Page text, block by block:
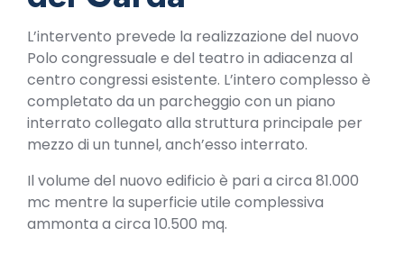
L’intervento prevede la realizzazione del nuovo
Polo congressuale e del teatro in adiacenza al
centro congressi esistente. L’intero complesso è
completato da un parcheggio con un piano
interrato collegato alla struttura principale per
mezzo di un tunnel, anch’esso interrato.
Il volume del nuovo edificio è pari a circa 81.000
mc mentre la superficie utile complessiva
ammonta a circa 10.500 mq.